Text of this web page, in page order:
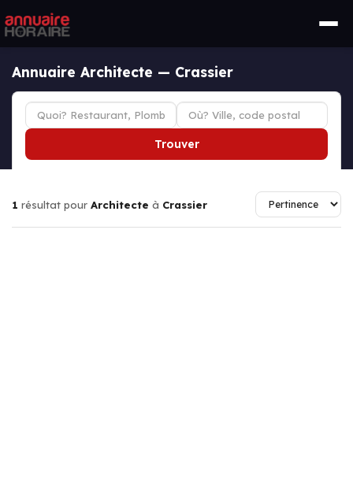
Annuaire Architecte — Crassier
Trouver
1 résultat pour Architecte à Crassier